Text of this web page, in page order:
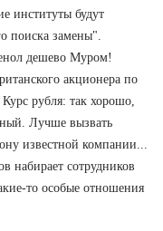
институты будут
поиска замены".
дешево Муром!
акционера по
рубля: так хорошо,
Лучше вызвать
известной компании...
набирает сотрудников
то особые отношения